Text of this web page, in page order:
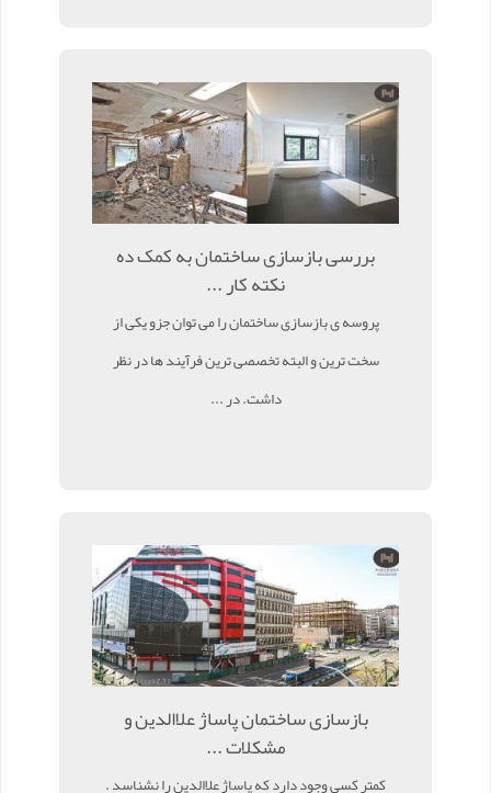
بررسی بازسازی ساختمان به کمک ده
نکته کار ...
پروسه ی بازسازی ساختمان را می توان جزو یکی از
سخت ترین و البته تخصصی ترین فرآیند ها در نظر
داشت. در ...
بازسازی ساختمان پاساژ علاالدین و
مشکلات ...
کمتر کسی وجود دارد که پاساژ علاالدین را نشناسد .